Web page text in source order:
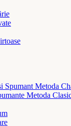
Spumant Metoda
Metoda